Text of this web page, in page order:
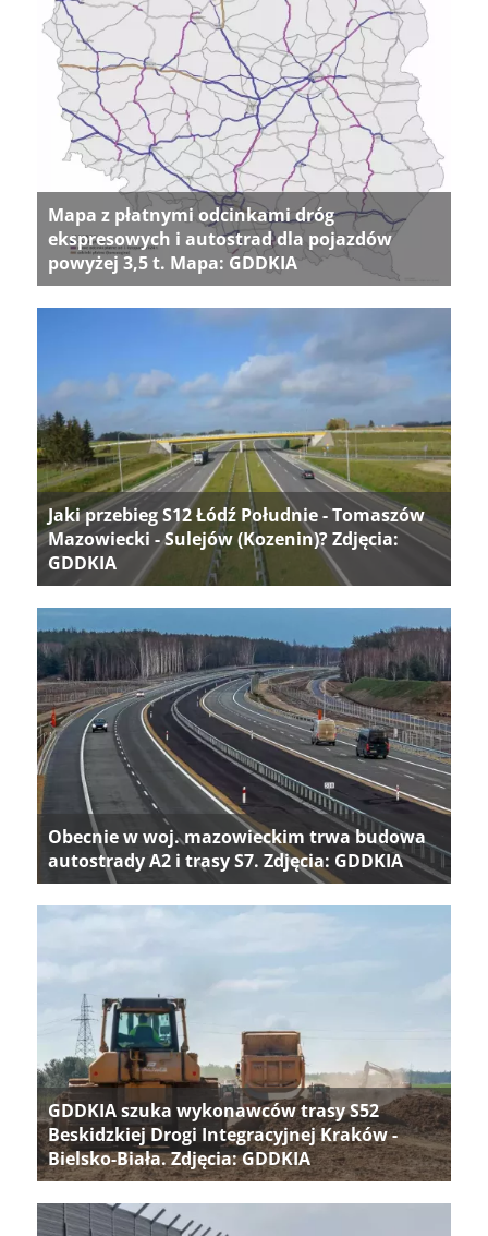
Mapa z płatnymi odcinkami dróg
ekspresowych i autostrad dla pojazdów
powyżej 3,5 t. Mapa: GDDKIA
Jaki przebieg S12 Łódź Południe - Tomaszów
Mazowiecki - Sulejów (Kozenin)? Zdjęcia:
GDDKIA
Obecnie w woj. mazowieckim trwa budowa
autostrady A2 i trasy S7. Zdjęcia: GDDKIA
GDDKIA szuka wykonawców trasy S52
Beskidzkiej Drogi Integracyjnej Kraków -
Bielsko-Biała. Zdjęcia: GDDKIA